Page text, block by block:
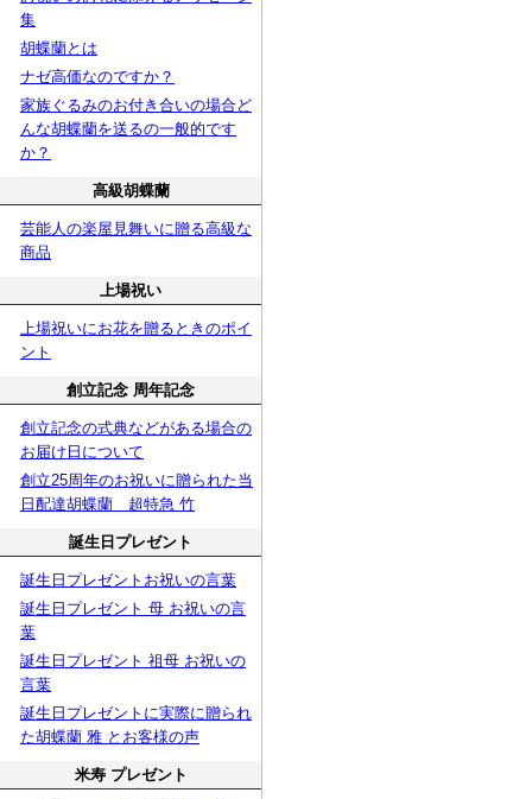
集
胡蝶蘭とは
ナゼ高価なのですか？
家族ぐるみのお付き合いの場合ど
んな胡蝶蘭を送るの一般的です
か？
高級胡蝶蘭
芸能人の楽屋見舞いに贈る高級な
商品
上場祝い
上場祝いにお花を贈るときのポイ
ント
創立記念 周年記念
創立記念の式典などがある場合の
お届け日について
創立25周年のお祝いに贈られた当
日配達胡蝶蘭 超特急 竹
誕生日プレゼント
誕生日プレゼントお祝いの言葉
誕生日プレゼント 母 お祝いの言
葉
誕生日プレゼント 祖母 お祝いの
言葉
誕生日プレゼントに実際に贈られ
た胡蝶蘭 雅 とお客様の声
米寿 プレゼント